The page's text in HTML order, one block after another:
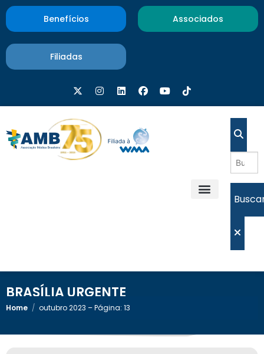
Benefícios Associados
Filiadas
BRASÍLIA URGENTE
Home / outubro 2023 – Página: 13